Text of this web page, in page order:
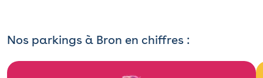
Nos parkings à Bron en chiffres :